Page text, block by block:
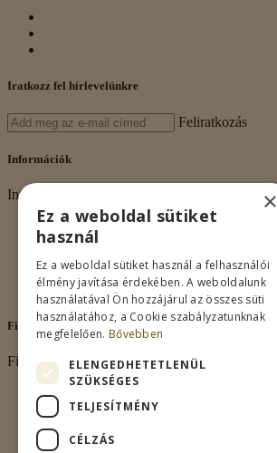
Iratkozz fel hírlevelünkre
Feliratkozás
Információk
Információk
Rólunk
Adatkezelés
Vásárlási feltételek
Nagykereskedelem
Kapcsolat
Fiókom
Fiókom
Fiókom
Rendeléseim
Kívánságlista
×
Ez a weboldal sütiket
használ
Ez a weboldal sütiket használ a felhasználói
élmény javítása érdekében. A weboldalunk
használatával Ön hozzájárul az összes süti
használatához, a Cookie szabályzatunknak
megfelelően. Bővebben
ELENGEDHETETLENÜL
SZÜKSÉGES
TELJESÍTMÉNY
CÉLZÁS